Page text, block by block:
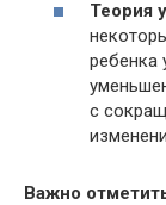
Теория
ребенка
с
Важно